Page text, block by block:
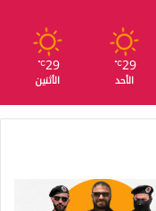
29
℃
الأحد
29
℃
الأثنين